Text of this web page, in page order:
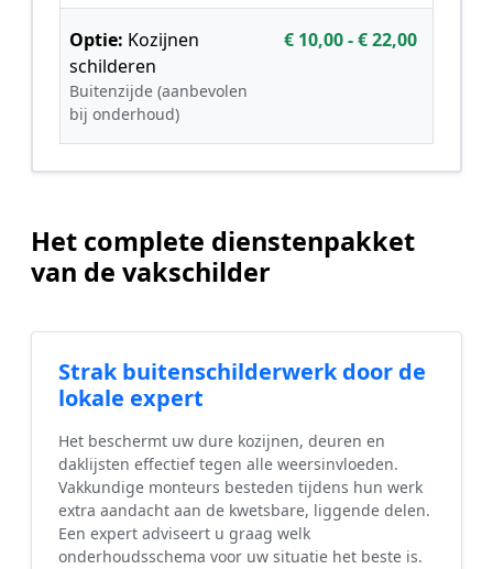
Optie: Kozijnen
schilderen
Buitenzijde (aanbevolen
bij onderhoud)
€ 10,00 - € 22,00
Het complete dienstenpakket
van de vakschilder
Strak buitenschilderwerk door de
lokale expert
Het beschermt uw dure kozijnen, deuren en
daklijsten effectief tegen alle weersinvloeden.
Vakkundige monteurs besteden tijdens hun werk
extra aandacht aan de kwetsbare, liggende delen.
Een expert adviseert u graag welk
onderhoudsschema voor uw situatie het beste is.